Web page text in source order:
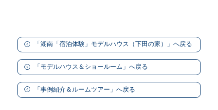
「湖南「宿泊体験」モデルハウス（下田の家）」へ戻る
「モデルハウス＆ショールーム」へ戻る
「事例紹介＆ルームツアー」へ戻る